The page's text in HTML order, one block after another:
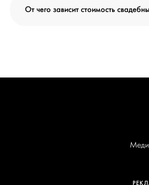
От чего зависит стоимость